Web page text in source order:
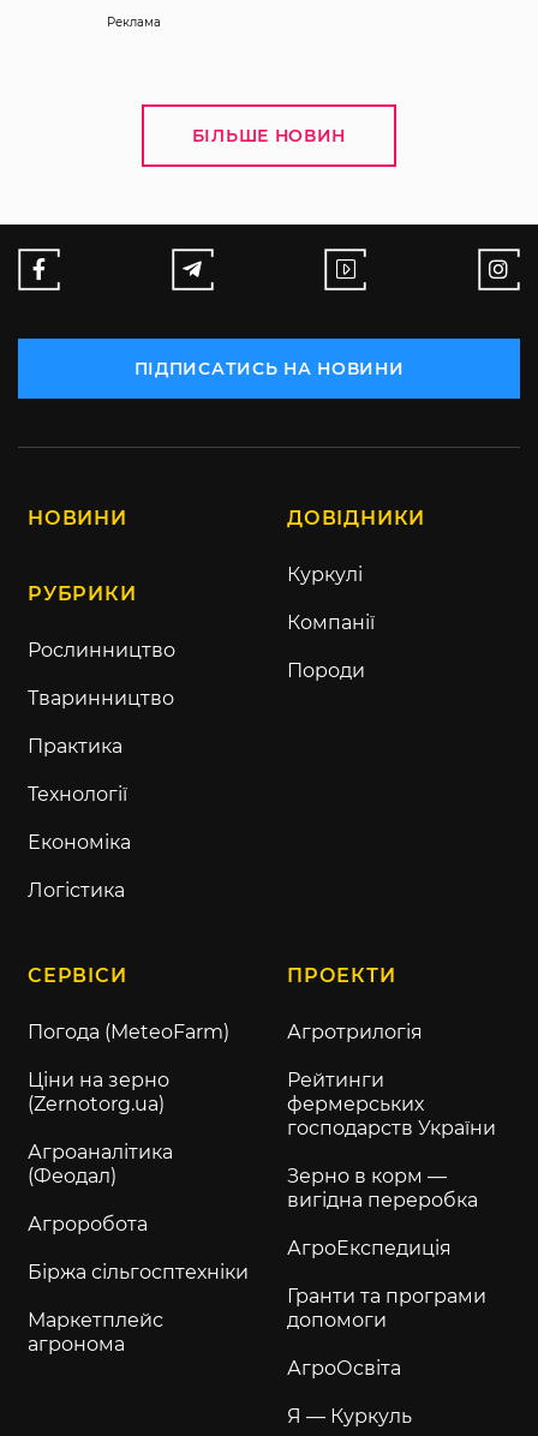
Реклама
БІЛЬШЕ НОВИН
ПІДПИСАТИСЬ НА НОВИНИ
НОВИНИ
РУБРИКИ
Рослинництво
Тваринництво
Практика
Технології
Економіка
Логістика
ДОВІДНИКИ
Куркулі
Компанії
Породи
СЕРВІСИ
Погода (MeteoFarm)
Ціни на зерно
(Zernotorg.ua)
Агроаналітика
(Феодал)
Агроробота
Біржа сільгосптехніки
Маркетплейс
агронома
ПРОЕКТИ
Агротрилогія
Рейтинги
фермерських
господарств України
Зерно в корм —
вигідна переробка
АгроЕкспедиція
Гранти та програми
допомоги
АгроОсвіта
Я — Куркуль